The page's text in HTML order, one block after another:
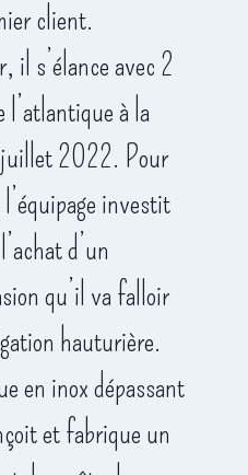
client.
il s’élance avec 2
à la
juillet 2022. Pour
investit
d’un
qu’il va falloir
hauturière.
en inox dépassant
et fabrique un